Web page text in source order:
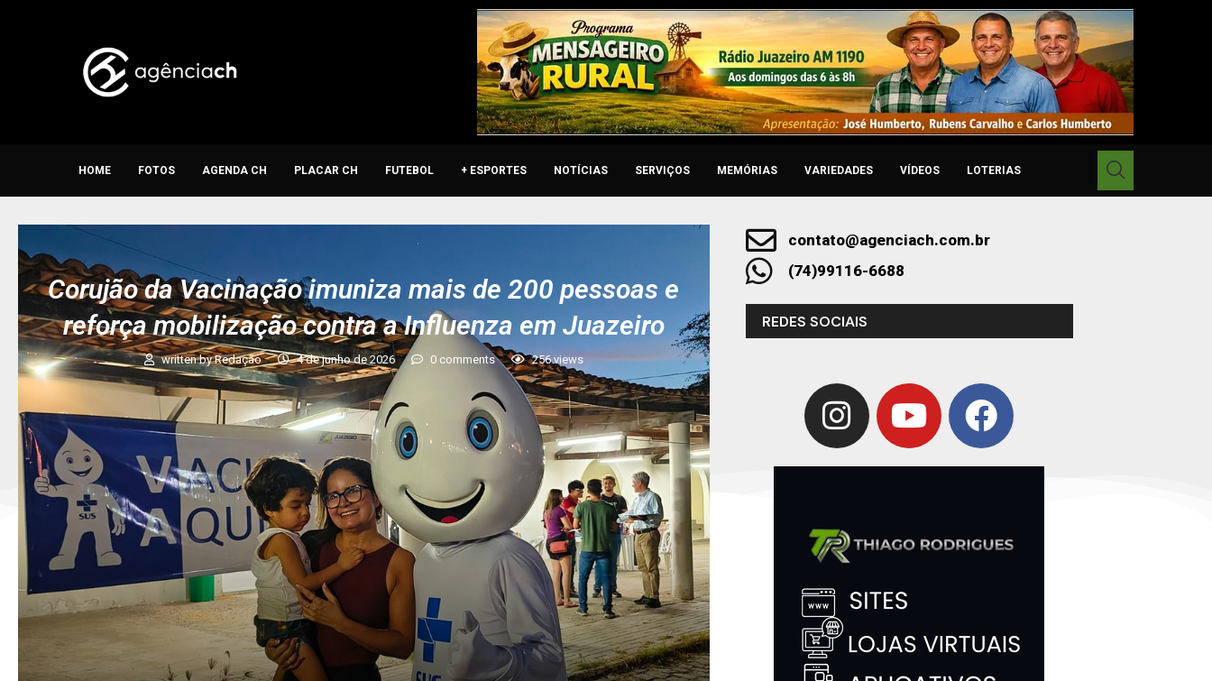
HOME FOTOS AGENDA CH PLACAR CH FUTEBOL + ESPORTES NOTÍCIAS SERVIÇOS MEMÓRIAS VARIEDADES VÍDEOS LOTERIAS
Corujão da Vacinação imuniza mais de 200 pessoas e
reforça mobilização contra a Influenza em Juazeiro
written byRedação 4 de junho de 2026 0 comments 256views
contato@agenciach.com.br
(74)99116-6688
REDES SOCIAIS